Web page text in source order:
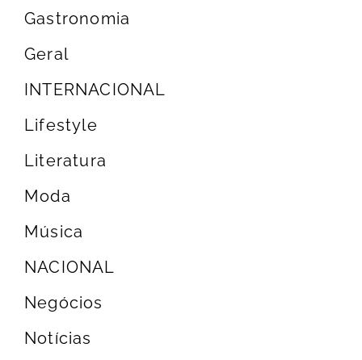
Gastronomia
Geral
INTERNACIONAL
Lifestyle
Literatura
Moda
Música
NACIONAL
Negócios
Notícias